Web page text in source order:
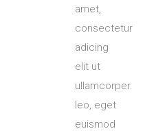
amet,
consectetur
adicing
elit ut
ullamcorper.
leo, eget
euismod